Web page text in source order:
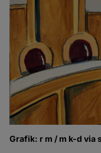
Grafik: r m / m k-d